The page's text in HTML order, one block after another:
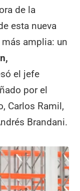
de la
esta nueva
amplia: un
el jefe
por el
Carlos Ramil,
Brandani.